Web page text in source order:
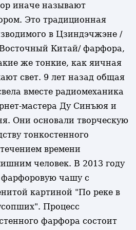
иначе называют
Это традиционная
в Цзиндэчжэне /
Китай/ фарфора,
же тонкие, как яичная
свет. 9 лет назад общая
вместе радиомеханика
мастера Ду Синъюя и
Они основали творческую
тонкостенного
времени
человек. В 2013 году
фарфоровую чашу с
картиной "По реке в
Процесс
фарфора состоит